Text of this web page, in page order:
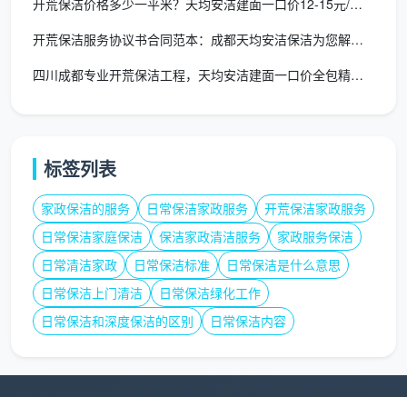
开荒保洁价格多少一平米？天均安洁建面一口价12-15元/㎡全
开荒保洁服务协议书合同范本：成都天均安洁保洁为您解读签约核心
四川成都专业开荒保洁工程，天均安洁建面一口价全包精保洁交付
标签列表
家政保洁的服务 日常保洁家政服务
开荒保洁家政服务
日常保洁家庭保洁
保洁家政清洁服务
家政服务保洁
日常清洁家政
日常保洁标准
日常保洁是什么意思
日常保洁上门清洁
日常保洁绿化工作
日常保洁和深度保洁的区别
日常保洁内容